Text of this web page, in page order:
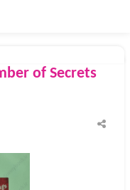
of Secrets